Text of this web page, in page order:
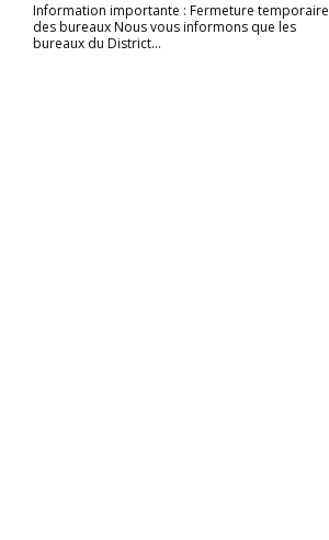
Information importante : Fermeture temporaire
des bureaux Nous vous informons que les
bureaux du District...